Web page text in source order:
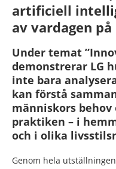
artificiell
av vardagen på
Under temat
demonstrerar LG
inte bara
kan förstå
människors
praktiken – i
och i olika
Genom hela